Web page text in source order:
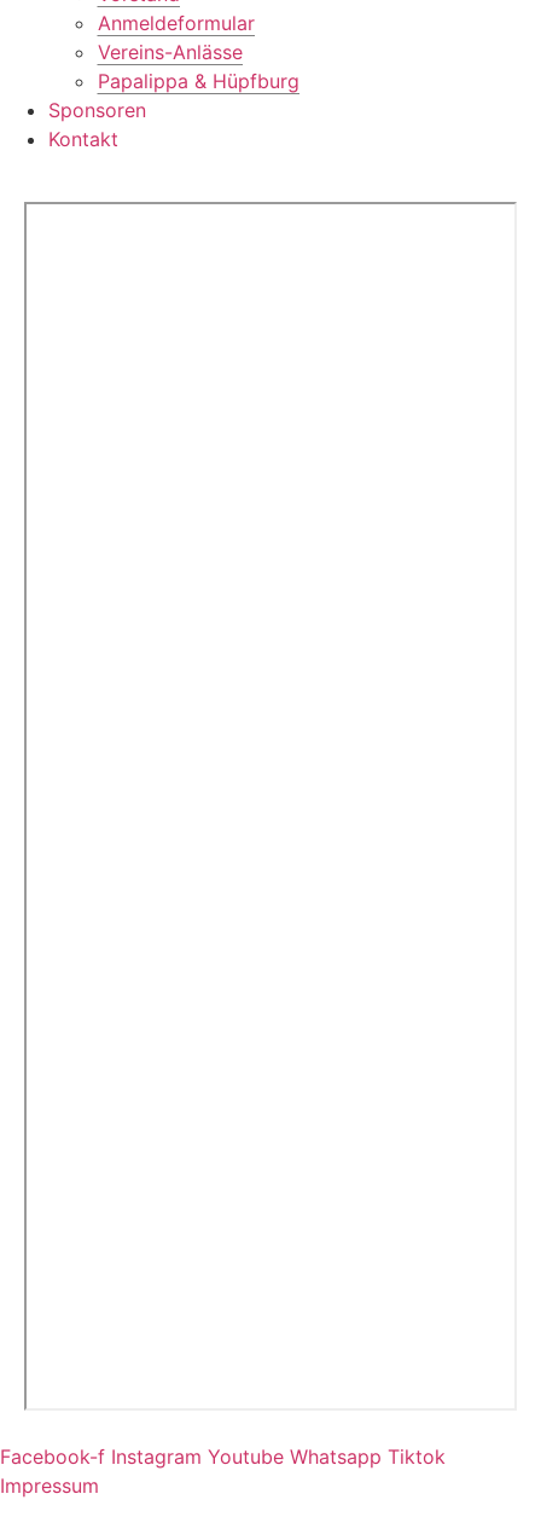
Anmeldeformular
Vereins-Anlässe
Papalippa & Hüpfburg
Sponsoren
Kontakt
Facebook-f Instagram Youtube Whatsapp Tiktok
Impressum